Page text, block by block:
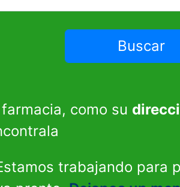
como su
trabajando para